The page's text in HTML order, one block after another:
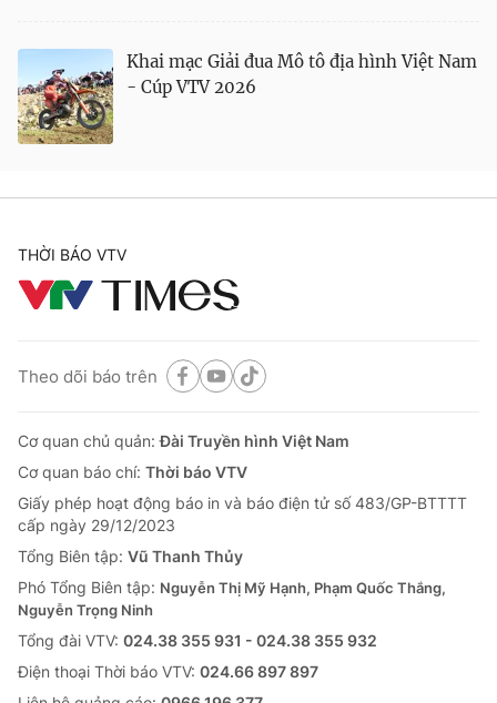
Khai mạc Giải đua Mô tô địa hình Việt Nam
- Cúp VTV 2026
THỜI BÁO VTV
Theo dõi báo trên
Cơ quan chủ quản:Đài Truyền hình Việt Nam
Cơ quan báo chí: Thời báo VTV
Giấy phép hoạt động báo in và báo điện tử số 483/GP-BTTTT
cấp ngày 29/12/2023
Tổng Biên tập: Vũ Thanh Thủy
Phó Tổng Biên tập: Nguyễn Thị Mỹ Hạnh, Phạm Quốc Thắng,
Nguyễn Trọng Ninh
Tổng đài VTV: 024.38 355 931 - 024.38 355 932
Ðiện thoại Thời báo VTV: 024.66 897 897